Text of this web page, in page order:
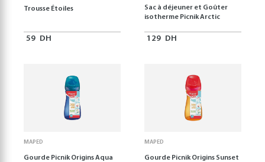
Trousse Étoiles
59 DH
Sac à déjeuner et Goûter
isotherme Picnik Arctic
129 DH
MAPED
Gourde Picnik Origins Aqua
MAPED
Gourde Picnik Origins Sunset